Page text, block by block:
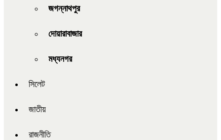
জগন্নাথপুর
দোয়ারাবাজার
মধ্যনগর
সিলেট
জাতীয়
রাজনীতি